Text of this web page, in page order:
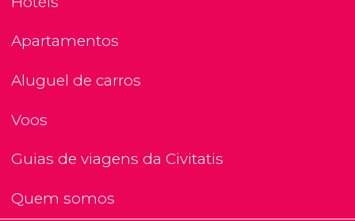
Apartamentos
Aluguel de carros
Voos
Guias de viagens da Civitatis
Quem somos